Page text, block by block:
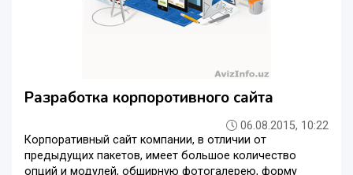
Разработка корпоротивного сайта
06.08.2015, 10:22
Корпоративный сайт компании, в отличии от
предыдущих пакетов, имеет большое количество
опций и модулей, обширную фотогалерею, форму